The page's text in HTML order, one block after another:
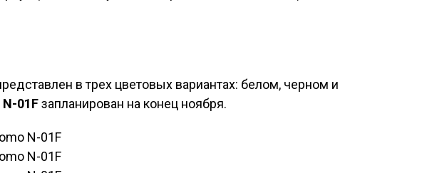
в трех цветовых вариантах: белом, черном и
N-01Fзапланирован на конец ноября.